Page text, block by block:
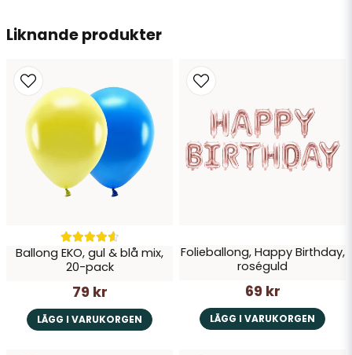
Skicka fråga
Liknande produkter
Ballong EKO, gul & blå mix,
20-pack
79 kr
LÄGG I VARUKORGEN
Folieballong, Happy Birthday,
roséguld
69 kr
LÄGG I VARUKORGEN